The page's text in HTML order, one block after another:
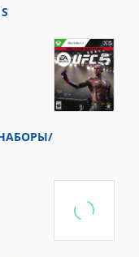
НАБОРЫ/